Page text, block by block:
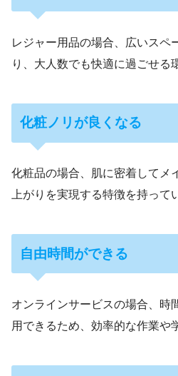
レジャー用品の場合、広いスペ
り、大人数でも快適に過ごせる
化粧ノリが良くなる
化粧品の場合、肌に密着してメ
上がりを実現する特徴を持って
自由時間ができる
オンラインサービスの場合、時
用できるため、効率的な作業や